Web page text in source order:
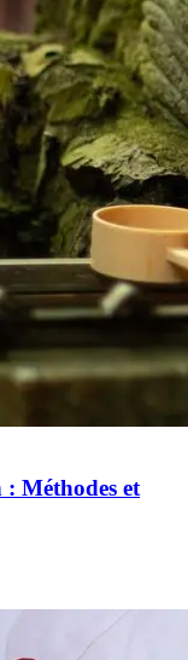
Méthodes et